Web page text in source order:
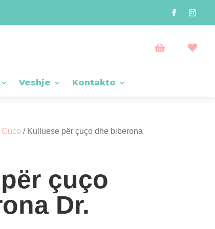
 
Veshje Kontakto
Cuco / Kulluese për çuço dhe biberona
çuço
Dr.